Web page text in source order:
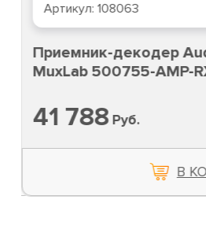
Артикул: 108063
Приемник-декодер
MuxLab 500755-AMP-
41 788Руб.
В